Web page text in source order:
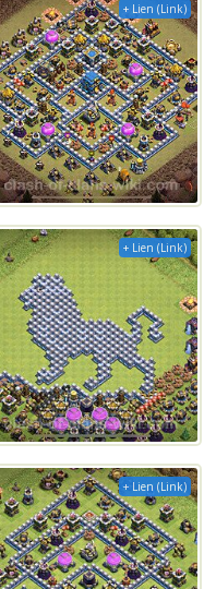
+ Lien (Link)
+ Lien (Link)
+ Lien (Link)